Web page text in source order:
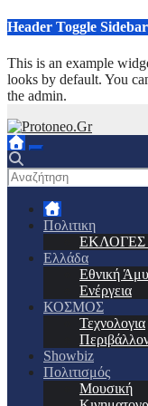
Μετάβαση
περιεχόμενο
Header Toggle Sidebar
This is an example
looks by default. You
the admin.
Πολιτικη
ΕΚΛΟΓΕΣ
Ελλάδα
Εθνική
Ενέργεια
ΚΟΣΜΟΣ
Τεχνολογια
Showbiz
Πολιτισμός
Μουσική